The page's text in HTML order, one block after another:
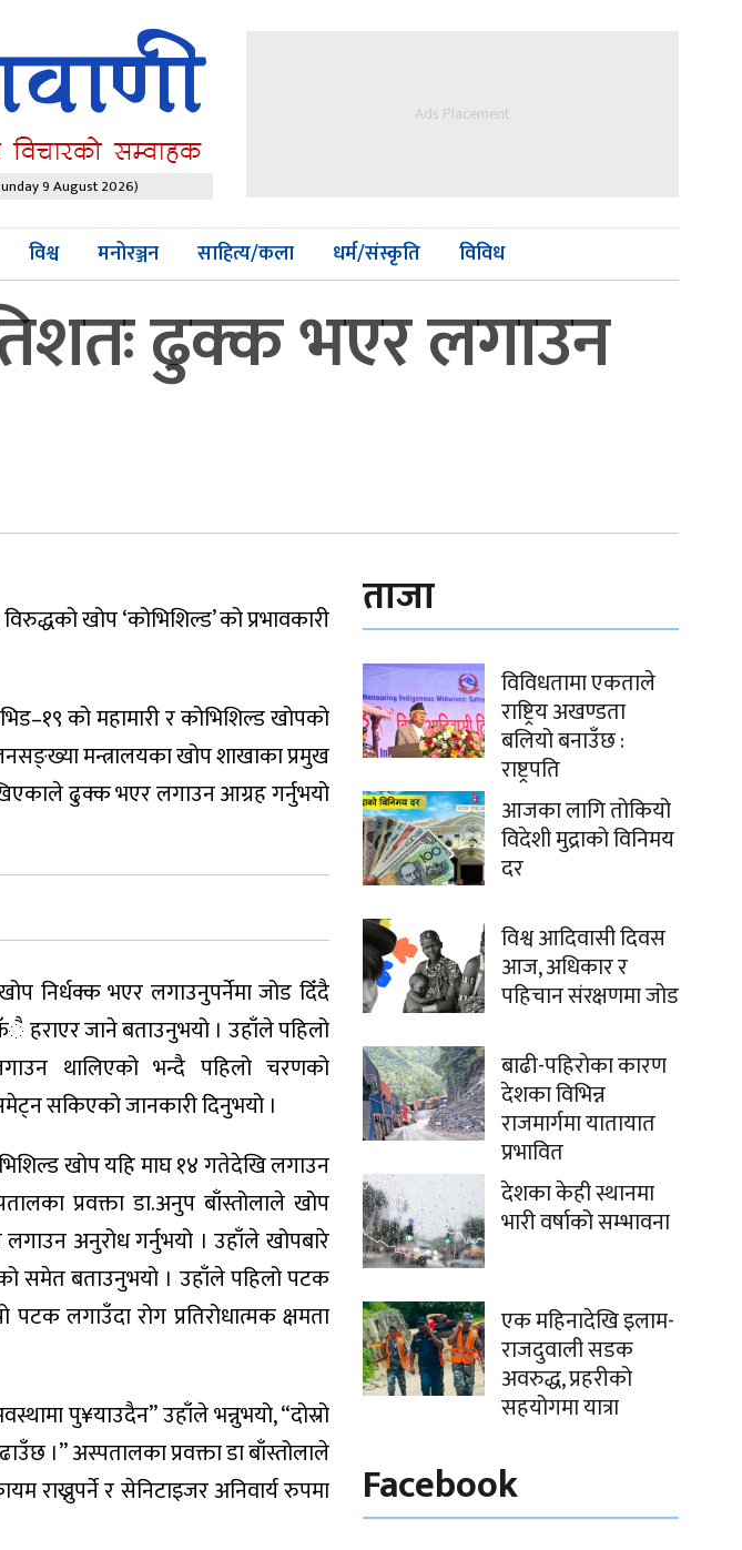
9 August 2026)
Ads Placement
विश्व मनोरञ्जन साहित्य/कला धर्म/संस्कृति विविध
ढुक्क भएर लगाउन
खोप ‘कोभिशिल्ड’ को प्रभावकारी
को महामारी र कोभिशिल्ड खोपको
मन्त्रालयका खोप शाखाका प्रमुख
ढुक्क भएर लगाउन आग्रह गर्नुभयो
निर्धक्क भएर लगाउनुपर्नेमा जोड दिँदै
हराएर जाने बताउनुभयो । उहाँले पहिलो
थालिएको भन्दै पहिलो चरणको
सकिएको जानकारी दिनुभयो ।
खोप यहि माघ १४ गतेदेखि लगाउन
प्रवक्ता डा.अनुप बाँस्तोलाले खोप
अनुरोध गर्नुभयो । उहाँले खोपबारे
समेत बताउनुभयो । उहाँले पहिलो पटक
लगाउँदा रोग प्रतिरोधात्मक क्षमता
पु¥याउदैन” उहाँले भन्नुभयो, “दोस्रो
।” अस्पतालका प्रवक्ता डा बाँस्तोलाले
राख्नुपर्ने र सेनिटाइजर अनिवार्य रुपमा
ताजा
विविधतामा एकताले
राष्ट्रिय अखण्डता
बलियो बनाउँछ :
राष्ट्रपति
आजका लागि तोकियो
विदेशी मुद्राको विनिमय
दर
विश्व आदिवासी दिवस
आज, अधिकार र
पहिचान संरक्षणमा जोड
बाढी-पहिराेका कारण
देशका विभिन्न
राजमार्गमा यातायात
प्रभावित
देशका केही स्थानमा
भारी वर्षाको सम्भावना
एक महिनादेखि इलाम-
राजदुवाली सडक
अवरुद्ध, प्रहरीको
सहयोगमा यात्रा
Facebook